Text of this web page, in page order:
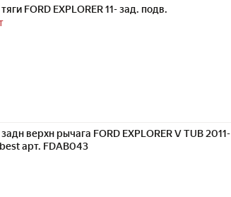
FORD EXPLORER 11- зад. подв.
верхн рычага FORD EXPLORER V TUB 2011-
арт. FDAB043